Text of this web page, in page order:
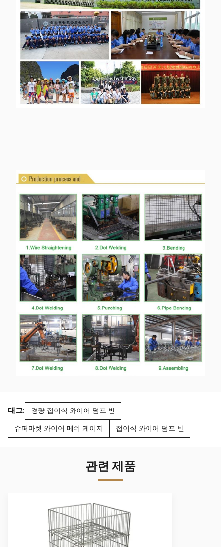
태그: 경량 접이식 와이어 덤프 빈
슈퍼마켓 와이어 메쉬 케이지 접이식 와이어 덤프 빈
관련 제품